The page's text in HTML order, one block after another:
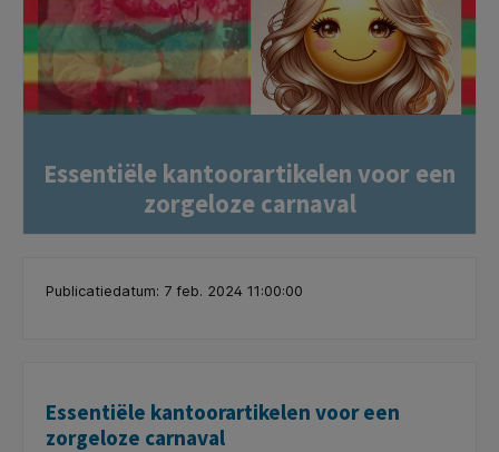
Essentiële kantoorartikelen voor een
zorgeloze carnaval
Publicatiedatum: 7 feb. 2024 11:00:00
Essentiële kantoorartikelen voor een
zorgeloze carnaval